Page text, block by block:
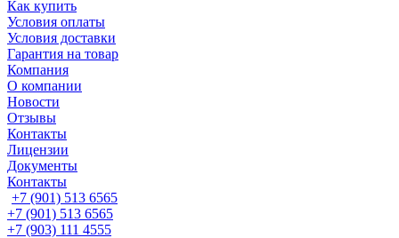
Как купить
Условия оплаты
Условия доставки
Гарантия на товар
Компания
О компании
Новости
Отзывы
Контакты
Лицензии
Документы
Контакты
+7 (901) 513 6565
+7 (901) 513 6565
+7 (903) 111 4555